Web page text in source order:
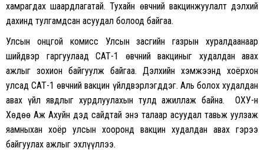
хамрагдах шаардлагатай. Тухайн өвчний вакцинжуулалт дэлхий
дахинд тулгамдсан асуудал болоод байгаа.
Улсын онцгой комисс Улсын засгийн газрын хуралдаанаар
шийдвэр гаргуулаад САТ-1 өвчний вакциныг худалдан авах
ажлыг зохион байгуулж байгаа. Дэлхийн хэмжээнд хоёрхон
улсад САТ-1 өвчний вакцин үйлдвэрлэгддэг. Аль болох худалдан
авах үйл явдлыг хурдлуулахын тулд ажиллаж байна. ОХУ-н
Хөдөө Аж Ахуйн дэд сайдтай энэ талаар асуудал тавьж уулзаж
яамныхан хоёр улсын хооронд вакцин худалдан авах гэрээ
байгуулах ажлыг эхлүүллээ.